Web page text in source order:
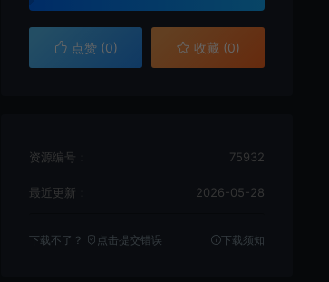
点赞 (0) 收藏 (0)
资源编号： 75932
最近更新： 2026-05-28
下载不了？ 点击提交错误 下载须知